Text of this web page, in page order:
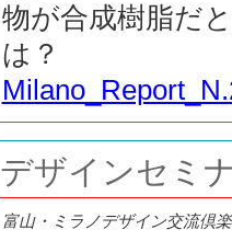
物が合成樹脂だ
は？
デザインセミ
富山・ミラノデザイン交流倶